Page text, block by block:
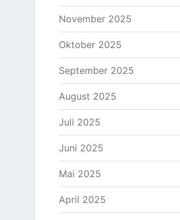
November 2025
Oktober 2025
September 2025
August 2025
Juli 2025
Juni 2025
Mai 2025
April 2025